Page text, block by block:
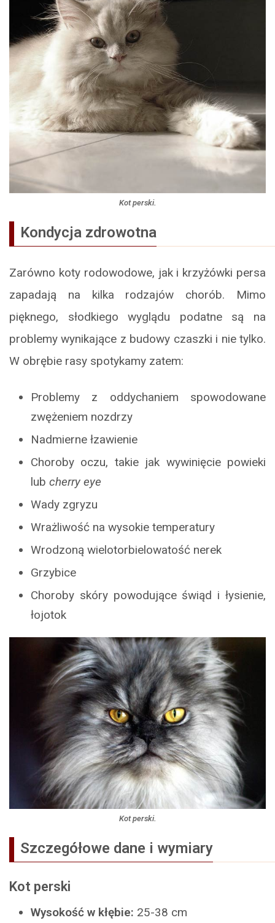
Kot perski.
Kondycja zdrowotna
Zarówno koty rodowodowe, jak i krzyżówki persa
zapadają na kilka rodzajów chorób. Mimo
pięknego, słodkiego wyglądu podatne są na
problemy wynikające z budowy czaszki i nie tylko.
W obrębie rasy spotykamy zatem:
Problemy z oddychaniem spowodowane
zwężeniem nozdrzy
Nadmierne łzawienie
Choroby oczu, takie jak wywinięcie powieki
lub cherry eye
Wady zgryzu
Wrażliwość na wysokie temperatury
Wrodzoną wielotorbielowatość nerek
Grzybice
Choroby skóry powodujące świąd i łysienie,
łojotok
Kot perski.
Szczegółowe dane i wymiary
Kot perski
Wysokość w kłębie: 25-38 cm